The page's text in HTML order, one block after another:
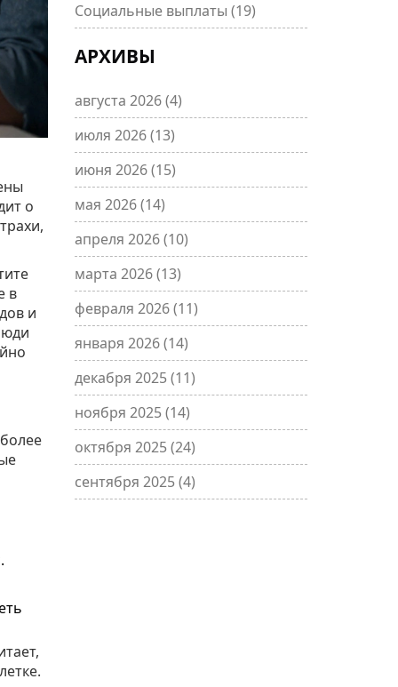
о
в
и
Социальные выплаты (19)
АРХИВЫ
августа 2026(4)
июля 2026(13)
июня 2026(15)
мая 2026(14)
апреля 2026(10)
марта 2026(13)
февраля 2026(11)
января 2026(14)
декабря 2025(11)
ноября 2025(14)
октября 2025(24)
сентября 2025(4)